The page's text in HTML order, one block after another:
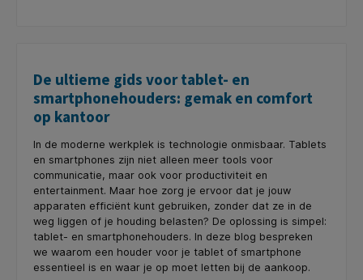
De ultieme gids voor tablet- en
smartphonehouders: gemak en comfort
op kantoor
In de moderne werkplek is technologie onmisbaar. Tablets
en smartphones zijn niet alleen meer tools voor
communicatie, maar ook voor productiviteit en
entertainment. Maar hoe zorg je ervoor dat je jouw
apparaten efficiënt kunt gebruiken, zonder dat ze in de
weg liggen of je houding belasten? De oplossing is simpel:
tablet- en smartphonehouders. In deze blog bespreken
we waarom een houder voor je tablet of smartphone
essentieel is en waar je op moet letten bij de aankoop.